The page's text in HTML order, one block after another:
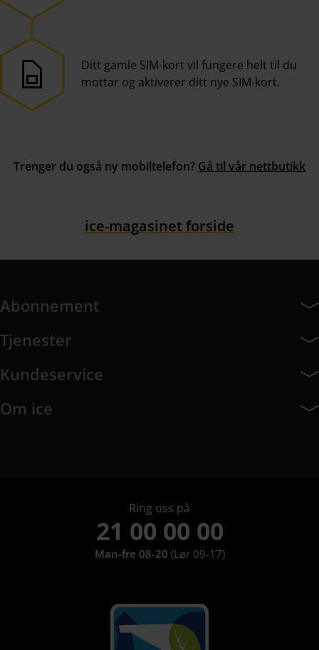
Ditt gamle SIM-kort vil fungere helt til du
mottar og aktiverer ditt nye SIM-kort.
Trenger du også ny mobiltelefon? Gå til vår nettbutikk
ice-magasinet forside
Abonnement
Tjenester
Kundeservice
Om ice
Ring oss på
21 00 00 00
Man-fre 08-20 (Lør 09-17)